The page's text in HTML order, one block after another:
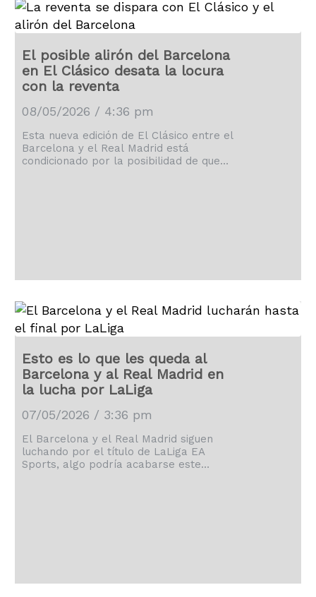
El posible alirón del Barcelona
en El Clásico desata la locura
con la reventa
08/05/2026 / 4:36 pm
Esta nueva edición de El Clásico entre el
Barcelona y el Real Madrid está
condicionado por la posibilidad de que
Esto es lo que les queda al
Barcelona y al Real Madrid en
la lucha por LaLiga
07/05/2026 / 3:36 pm
El Barcelona y el Real Madrid siguen
luchando por el título de LaLiga EA
Sports, algo podría acabarse este